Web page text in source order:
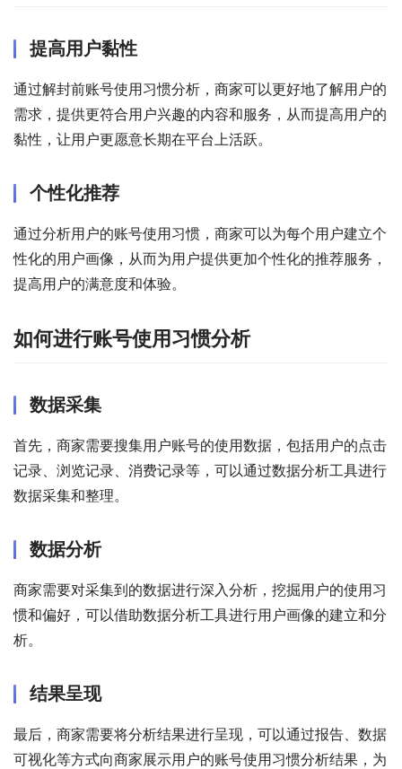
提高用户黏性
通过解封前账号使用习惯分析，商家可以更好地了解用户的
需求，提供更符合用户兴趣的内容和服务，从而提高用户的
黏性，让用户更愿意长期在平台上活跃。
个性化推荐
通过分析用户的账号使用习惯，商家可以为每个用户建立个
性化的用户画像，从而为用户提供更加个性化的推荐服务，
提高用户的满意度和体验。
如何进行账号使用习惯分析
数据采集
首先，商家需要搜集用户账号的使用数据，包括用户的点击
记录、浏览记录、消费记录等，可以通过数据分析工具进行
数据采集和整理。
数据分析
商家需要对采集到的数据进行深入分析，挖掘用户的使用习
惯和偏好，可以借助数据分析工具进行用户画像的建立和分
析。
结果呈现
最后，商家需要将分析结果进行呈现，可以通过报告、数据
可视化等方式向商家展示用户的账号使用习惯分析结果，为